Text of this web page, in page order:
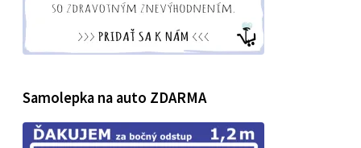
Samolepka na auto ZDARMA